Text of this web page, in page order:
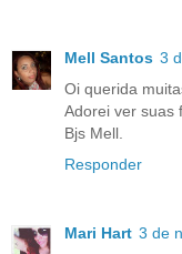
Mell Santos 3
Oi querida
Adorei ver suas
Bjs Mell.
Responder
Mari Hart 3 de